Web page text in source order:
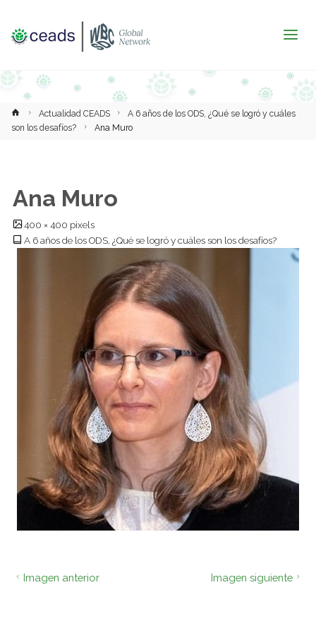
InicioActualidad CEADS
A 6 años de los ODS, ¿Qué se logró y cuáles
son los desafíos?
Ana Muro
Ana Muro
Tamaño
completo
400 × 400 pixels
A 6 años de los ODS, ¿Qué se logró y cuáles son los desafíos?
Imagen anterior Imagen siguiente